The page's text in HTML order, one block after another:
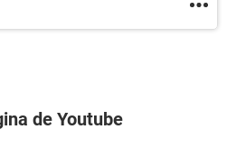
de Youtube